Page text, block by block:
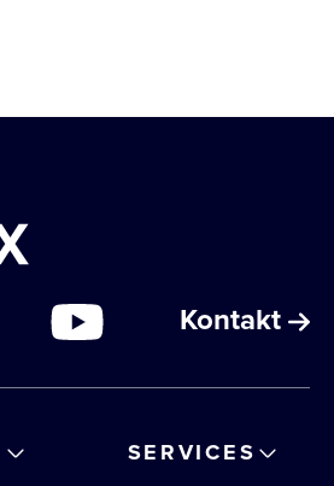
Kontakt
SERVICES